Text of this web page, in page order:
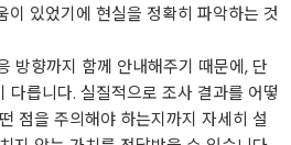
이 있었기에 현실을 정확히 파악하는 것
방향까지 함께 안내해주기 때문에, 단
다릅니다. 실질적으로 조사 결과를 어떻
점을 주의해야 하는지까지 자세히 설